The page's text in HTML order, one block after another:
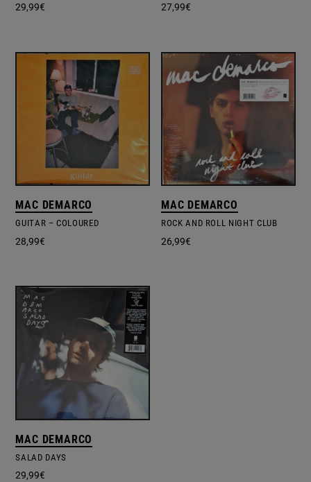
29,99€ 27,99€
MAC DEMARCO
GUITAR – COLOURED
28,99€
MAC DEMARCO
ROCK AND ROLL NIGHT CLUB
26,99€
MAC DEMARCO
SALAD DAYS
29,99€